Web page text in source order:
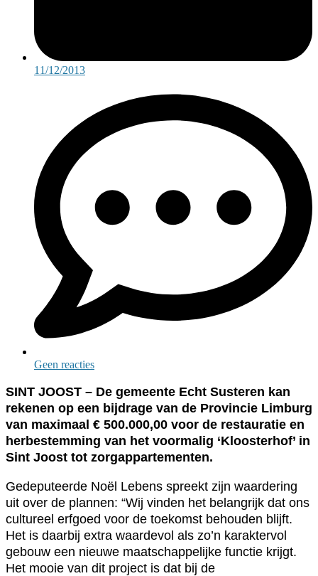
11/12/2013
Geen reacties
SINT JOOST – De gemeente Echt Susteren kan
rekenen op een bijdrage van de Provincie Limburg
van maximaal € 500.000,00 voor de restauratie en
herbestemming van het voormalig ‘Kloosterhof’ in
Sint Joost tot zorgappartementen.
Gedeputeerde Noël Lebens spreekt zijn waardering
uit over de plannen: “Wij vinden het belangrijk dat ons
cultureel erfgoed voor de toekomst behouden blijft.
Het is daarbij extra waardevol als zo’n karaktervol
gebouw een nieuwe maatschappelijke functie krijgt.
Het mooie van dit project is dat bij de